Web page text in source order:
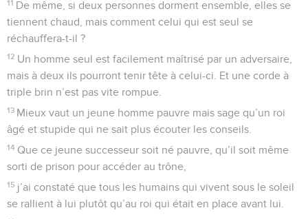
11 De même, si deux personnes dorment ensemble, elles se
tiennent chaud, mais comment celui qui est seul se
réchauffera-t-il ?
12 Un homme seul est facilement maîtrisé par un adversaire,
mais à deux ils pourront tenir tête à celui-ci. Et une corde à
triple brin n’est pas vite rompue.
13 Mieux vaut un jeune homme pauvre mais sage qu’un roi
âgé et stupide qui ne sait plus écouter les conseils.
14 Que ce jeune successeur soit né pauvre, qu’il soit même
sorti de prison pour accéder au trône,
15 j’ai constaté que tous les humains qui vivent sous le soleil
se rallient à lui plutôt qu’au roi qui était en place avant lui.